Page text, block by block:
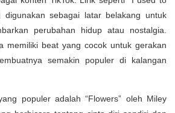
digunakan sebagai latar belakang untuk
perubahan hidup atau nostalgia.
memiliki beat yang cocok untuk gerakan
semakin populer di kalangan
populer adalah “Flowers” oleh Miley